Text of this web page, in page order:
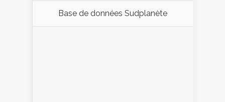
Base de données Sudplanète